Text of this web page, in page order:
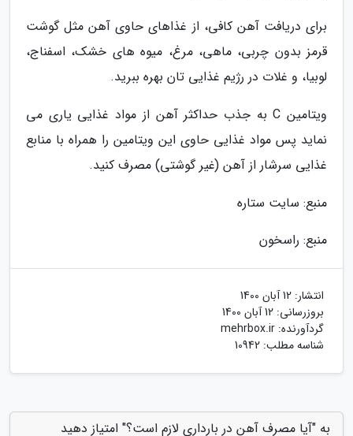
برای دریافت آهن کافی، از غذاهای حاوی آهن مثل گوشت
قرمز بدون چربی، ماهی، مرغ، میوه های خشک، اسفناج،
لوبیا، و غلات در رژیم غذایی تان بهره ببرید.
ویتامین C به جذب حداکثر آهن از مواد غذایی یاری می
نماید پس مواد غذایی حاوی این ویتامین را همراه با منابع
غذایی سرشار از آهن (غیر گوشتی) مصرف کنید.
منبع: سایت ستاره
منبع: راسخون
انتشار: 12 آبان 1400
بروزرسانی: 12 آبان 1400
گردآورنده: mehrbox.ir
شناسه مطلب: 10942
به "آیا مصرف آهن در بارداری لازم است؟" امتیاز دهید